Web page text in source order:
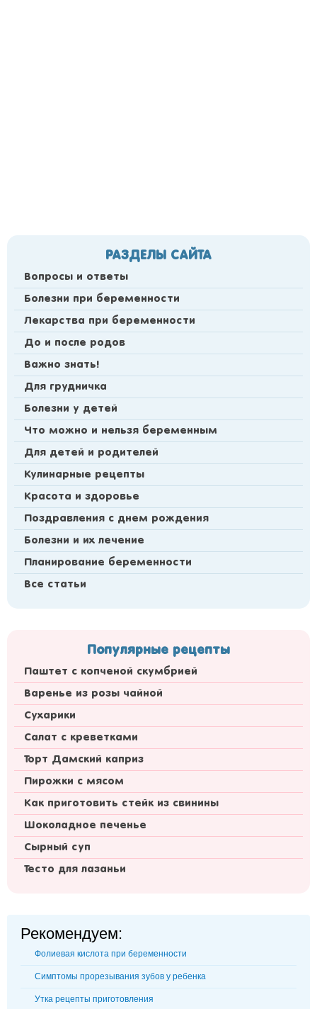
РАЗДЕЛЫ САЙТА
Вопросы и ответы
Болезни при беременности
Лекарства при беременности
До и после родов
Важно знать!
Для грудничка
Болезни у детей
Что можно и нельзя беременным
Для детей и родителей
Кулинарные рецепты
Красота и здоровье
Поздравления с днем рождения
Болезни и их лечение
Планирование беременности
Все статьи
Популярные рецепты
Паштет с копченой скумбрией
Варенье из розы чайной
Сухарики
Салат с креветками
Торт Дамский каприз
Пирожки с мясом
Как приготовить стейк из свинины
Шоколадное печенье
Сырный суп
Тесто для лазаньи
Рекомендуем:
Фолиевая кислота при беременности
Симптомы прорезывания зубов у ребенка
Утка рецепты приготовления